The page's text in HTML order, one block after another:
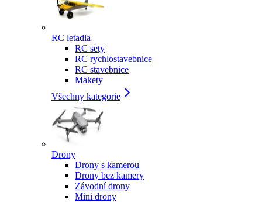
RC letadla
RC sety
RC rychlostavebnice
RC stavebnice
Makety
Všechny kategorie
Drony
Drony s kamerou
Drony bez kamery
Závodní drony
Mini drony